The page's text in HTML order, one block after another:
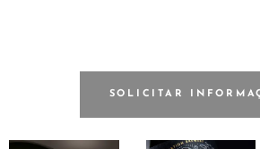
SOLICITAR